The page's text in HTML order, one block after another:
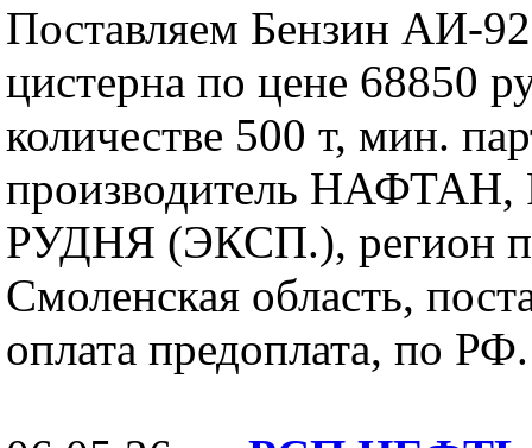
Поставляем Бензин АИ-
цистерна по цене 68850
количестве 500 т, мин.
производитель НАФТАН,
РУДНЯ (ЭКСП.), регион
Смоленская область,
оплата предоплата, по РФ.